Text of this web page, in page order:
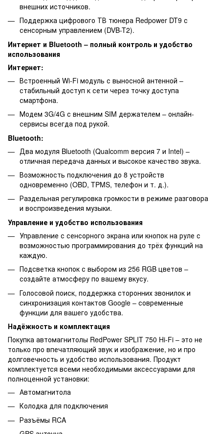
внешних источников.
Поддержка цифрового ТВ тюнера Redpower DT9 с
сенсорным управлением (DVB-T2).
Интернет и Bluetooth – полный контроль и удобство
использования
Интернет:
Встроенный Wi-Fi модуль с выносной антенной –
стабильный доступ к сети через точку доступа
смартфона.
Модем 3G/4G с внешним SIM держателем – онлайн-
сервисы всегда под рукой.
Bluetooth:
Два модуля Bluetooth (Qualcomm версия 7 и Intel) –
отличная передача данных и высокое качество звука.
Возможность подключения до 8 устройств
одновременно (OBD, TPMS, телефон и т. д.).
Раздельная регулировка громкости в режиме разговора
и воспроизведения музыки.
Управление и удобство использования
Управление с сенсорного экрана или кнопок на руле с
возможностью программирования до трёх функций на
каждую.
Подсветка кнопок с выбором из 256 RGB цветов –
создайте атмосферу по вашему вкусу.
Голосовой поиск, поддержка сторонних звонилок и
синхронизация контактов Google – современные
функции для вашего удобства.
Надёжность и комплектация
Покупка автомагнитолы RedPower SPLIT 750 Hi-Fi – это не
только про впечатляющий звук и изображение, но и про
долговечность и удобство использования. Продукт
комплектуется всеми необходимыми аксессуарами для
полноценной установки:
Автомагнитола
Колодка для подключения
Разъёмы RCA